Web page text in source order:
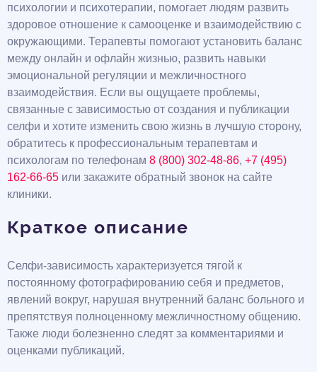
психологии и психотерапии, помогает людям развить
здоровое отношение к самооценке и взаимодействию с
окружающими. Терапевты помогают установить баланс
между онлайн и офлайн жизнью, развить навыки
эмоциональной регуляции и межличностного
взаимодействия. Если вы ощущаете проблемы,
связанные с зависимостью от создания и публикации
селфи и хотите изменить свою жизнь в лучшую сторону,
обратитесь к профессиональным терапевтам и
психологам по телефонам 8 (800) 302-48-86, +7 (495)
162-66-65 или закажите обратный звонок на сайте
клиники.
Краткое описание
Селфи-зависимость характеризуется тягой к
постоянному фотографированию себя и предметов,
явлений вокруг, нарушая внутренний баланс больного и
препятствуя полноценному межличностному общению.
Также люди болезненно следят за комментариями и
оценками публикаций.